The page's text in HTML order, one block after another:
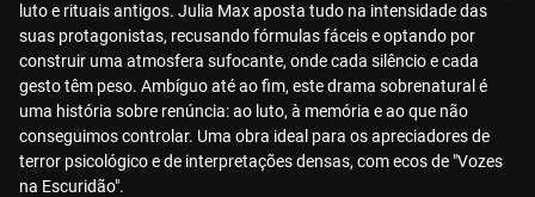
luto e rituais antigos. Julia Max aposta tudo na intensidade das
suas protagonistas, recusando fórmulas fáceis e optando por
construir uma atmosfera sufocante, onde cada silêncio e cada
gesto têm peso. Ambíguo até ao fim, este drama sobrenatural é
uma história sobre renúncia: ao luto, à memória e ao que não
conseguimos controlar. Uma obra ideal para os apreciadores de
terror psicológico e de interpretações densas, com ecos de "Vozes
na Escuridão".